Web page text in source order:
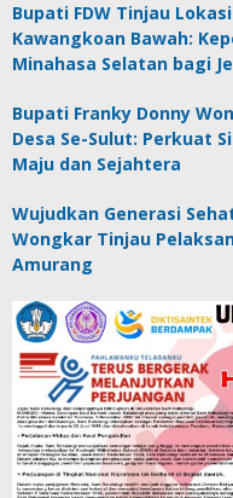
Bupati FDW Tinjau
Kawangkoan Bawah:
Minahasa Selatan bagi
Bupati Franky Donny
Desa Se-Sulut: Perkuat
Maju dan Sejahtera
Wujudkan Generasi
Wongkar Tinjau
Amurang